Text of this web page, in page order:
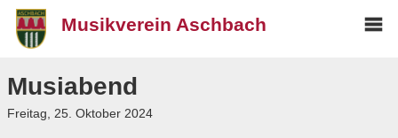
Musikverein Aschbach
Der Vorstand
Besetzung
Musiabend
Freitag, 25. Oktober 2024